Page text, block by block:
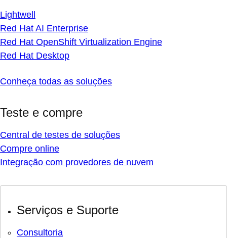
Lightwell
Red Hat AI Enterprise
Red Hat OpenShift Virtualization Engine
Red Hat Desktop
Conheça todas as soluções
Teste e compre
Central de testes de soluções
Compre online
Integração com provedores de nuvem
Serviços e Suporte
Consultoria